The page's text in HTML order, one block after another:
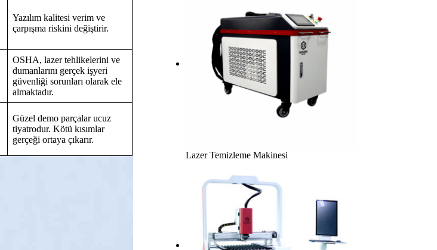
Yazılım kalitesi verim ve
çarpışma riskini değiştirir.
OSHA, lazer tehlikelerini ve
dumanlarını gerçek işyeri
güvenliği sorunları olarak ele
almaktadır.
Güzel demo parçalar ucuz
tiyatrodur. Kötü kısımlar
gerçeği ortaya çıkarır.
Lazer Temizleme Makinesi